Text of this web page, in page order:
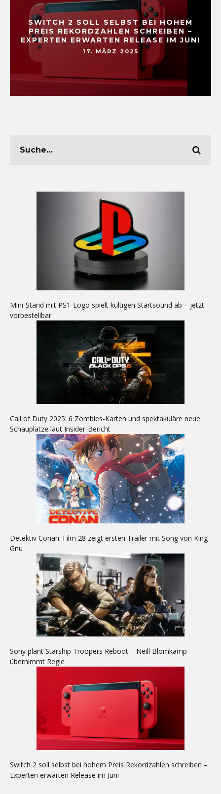
SWITCH 2 SOLL SELBST BEI HOHEM
PREIS REKORDZAHLEN SCHREIBEN –
EXPERTEN ERWARTEN RELEASE IM JUNI
17. MÄRZ 2025
Mini-Stand mit PS1-Logo spielt kultigen Startsound ab – jetzt
vorbestellbar
Call of Duty 2025: 6 Zombies-Karten und spektakuläre neue
Schauplätze laut Insider-Bericht
Detektiv Conan: Film 28 zeigt ersten Trailer mit Song von King
Gnu
Sony plant Starship Troopers Reboot – Neill Blomkamp
übernimmt Regie
Switch 2 soll selbst bei hohem Preis Rekordzahlen schreiben –
Experten erwarten Release im Juni